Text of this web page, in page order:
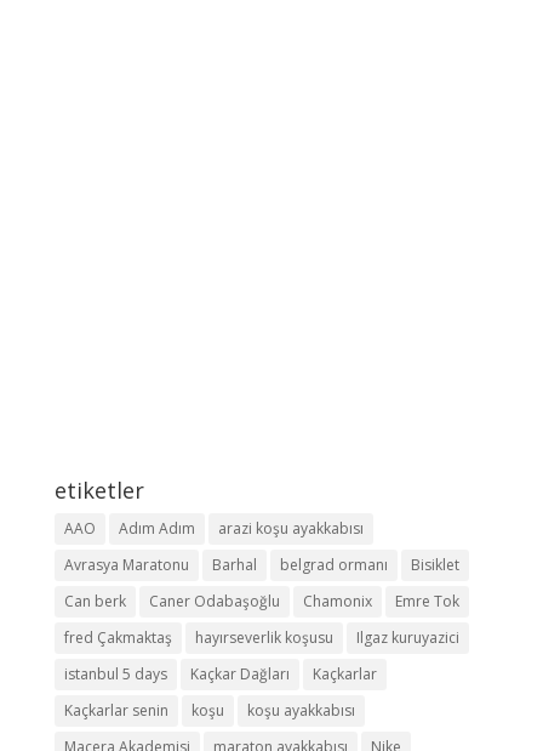
etiketler
AAO Adım Adım
arazi koşu ayakkabısı
Avrasya Maratonu
Barhal belgrad ormanı
Bisiklet
Can berk
Caner Odabaşoğlu Chamonix
Emre Tok
fred Çakmaktaş
hayırseverlik koşusu
Ilgaz kuruyazici
istanbul 5 days
Kaçkar Dağları
Kaçkarlar
Kaçkarlar senin
koşu
koşu ayakkabısı
Macera Akademisi
maraton ayakkabısı Nike